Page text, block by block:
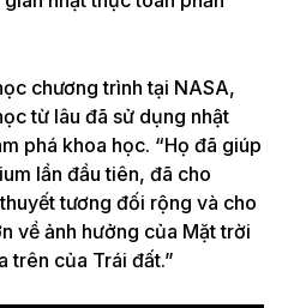
chương trình tại NASA,
từ lâu đã sử dụng nhật
phá khoa học. “Họ đã giúp
lần đầu tiên, đã cho
tương đối rộng và cho
về ảnh hưởng của Mặt trời
trên của Trái đất.”